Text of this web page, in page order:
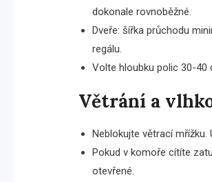
dokonale rovnoběžné.
Dveře: šířka průchodu
regálu.
Volte hloubku polic 30-40
Větrání a
Neblokujte větrací
Pokud v komoře cítíte
otevřené.